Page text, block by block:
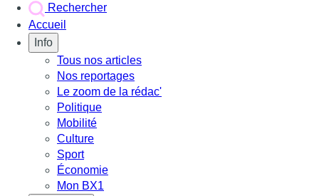
Rechercher
Accueil
Info
Tous nos articles
Nos reportages
Le zoom de la rédac'
Politique
Mobilité
Culture
Sport
Économie
Mon BX1